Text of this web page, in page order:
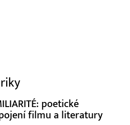
poetické
filmu a literatury